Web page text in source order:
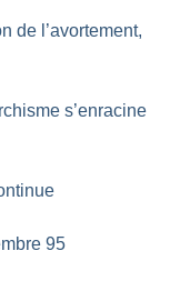
de l’avortement,
s’enracine
95